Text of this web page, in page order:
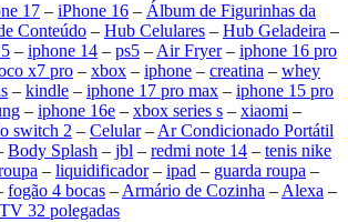
17 – iPhone 16 – Álbum de Figurinhas da
Conteúdo – Hub Celulares – Hub Geladeira –
– iphone 14 – ps5 – Air Fryer– iphone 16 pro
x7 pro – xbox – iphone – creatina – whey
– kindle – iphone 17 pro max – iphone 15 pro
– iphone 16e – xbox series s – xiaomi –
switch 2 – Celular– Ar Condicionado Portátil
Body Splash – jbl – redmi note 14 – tenis nike
– liquidificador– ipad – guarda roupa –
fogão 4 bocas – Armário de Cozinha – Alexa –
TV 32 polegadas